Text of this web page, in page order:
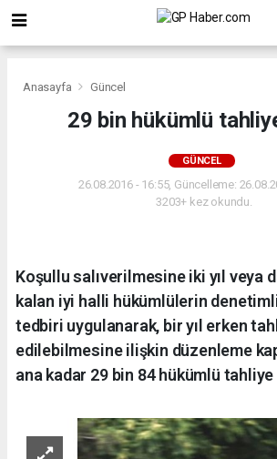
Anasayfa Güncel
29 bin hükümlü
GÜNCEL
26.08.2016 - 16:55, Güncelleme:
3203+ kez okundu.
Koşullu salıverilmesine iki yıl veya
kalan iyi halli hükümlülerin
tedbiri uygulanarak, bir yıl erken
edilebilmesine ilişkin düzenleme
ana kadar 29 bin 84 hükümlü